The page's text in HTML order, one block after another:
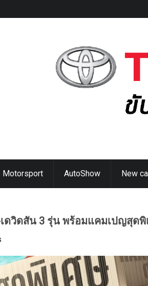
Talent Academy”
Motorsport AutoShow New
ดวิดสัน 3 รุ่น พร้อมแคมเปญสุดพิ